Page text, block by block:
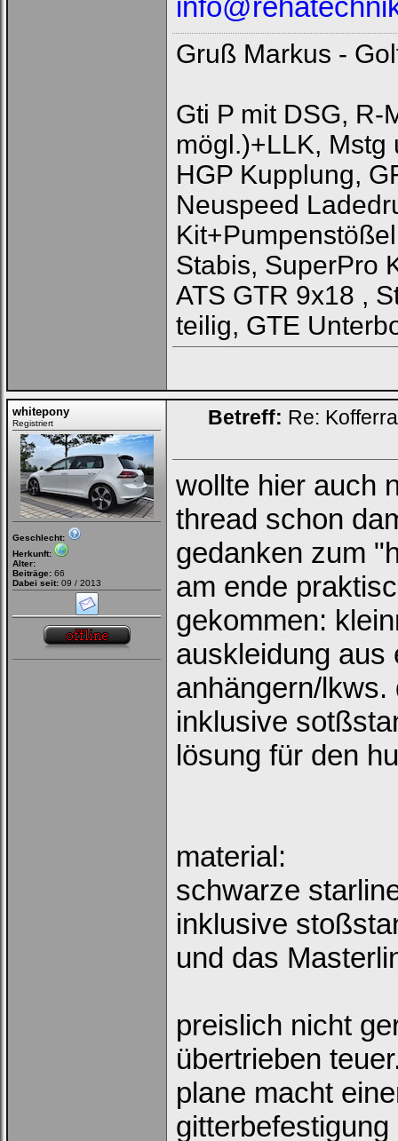
Gruß Markus -
Gti P mit DSG, R-
mögl.)+LLK, Mstg
HGP Kupplung,
Neuspeed
Stabis, SuperPro
ATS GTR 9x18 ,
teilig, GTE
whitepony
Registriert
Geschlecht:
Herkunft:
Alter:
Beiträge: 66
Dabei seit: 09 / 2013
Betreff: Re:
wollte hier auch
thread schon
gedanken zum
am ende
gekommen:
auskleidung aus
anhängern/
inklusive
lösung für den
material:
schwarze
inklusive
und das
preislich nicht
übertrieben
plane macht